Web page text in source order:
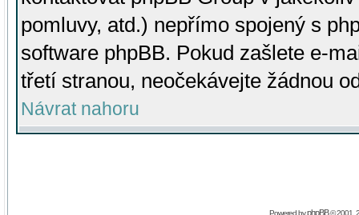
pomluvy, atd.) nepřímo spojený s
software phpBB. Pokud zašlete e-
třetí stranou, neočekávejte žádnou
Návrat nahoru
Powered byphpBB© 2001,